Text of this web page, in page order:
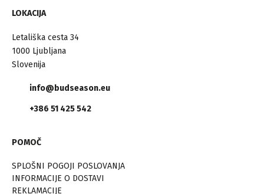
LOKACIJA
Letališka cesta 34
1000 Ljubljana
Slovenija
info@budseason.eu
+386 51 425 542
POMOČ
SPLOŠNI POGOJI POSLOVANJA
INFORMACIJE O DOSTAVI
REKLAMACIJE